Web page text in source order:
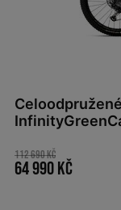
112 690 Kč
64 990 Kč